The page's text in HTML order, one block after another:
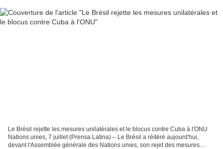
Le Brésil rejette les mesures unilatérales et le blocus contre Cuba à l'ONU
Nations unies, 7 juillet (Prensa Latina) – Le Brésil a réitéré aujourd'hui,
devant l'Assemblée générale des Nations unies, son rejet des mesures